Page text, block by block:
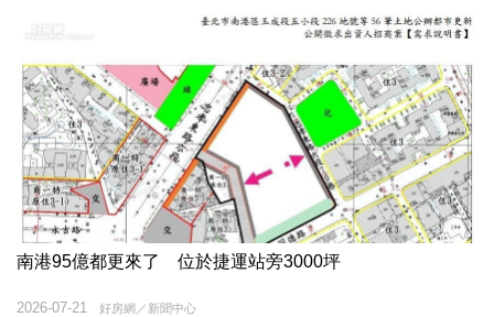
南港95億都更來了 位於捷運站旁3000坪
好房網／新聞中心
2026-07-21